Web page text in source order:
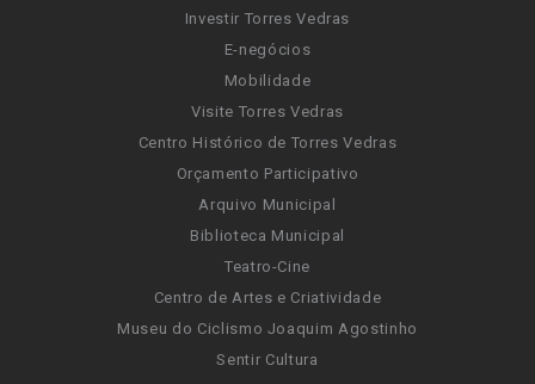
Investir Torres Vedras
E-negócios
Mobilidade
Visite Torres Vedras
Centro Histórico de Torres Vedras
Orçamento Participativo
Arquivo Municipal
Biblioteca Municipal
Teatro-Cine
Centro de Artes e Criatividade
Museu do Ciclismo Joaquim Agostinho
Sentir Cultura